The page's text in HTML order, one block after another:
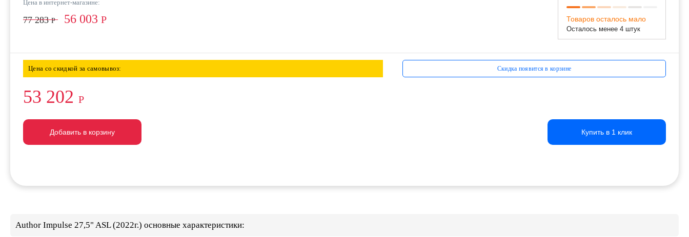
Цена в интернет-магазине:
77 283Р 56 003 Р Товаров осталось мало
Осталось менее 4 штук
Цена со скидкой за самовывоз: Скидка появится в корзине
53 202 Р
Добавить в корзину
Добавить в корзину
Добавить в корзину Купить в 1 клик
Купить в 1 клик
Купить в 1 клик
Author Impulse 27,5" ASL (2022г.) основные характеристики: